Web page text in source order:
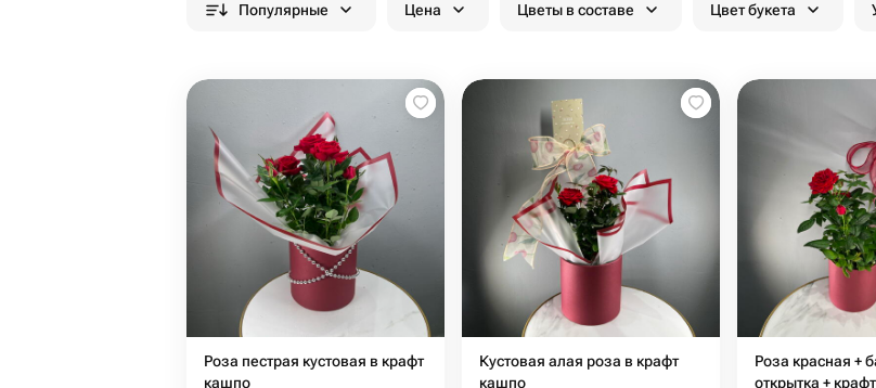
Популярные Цена Цветы в составе Цвет букета
Роза пестрая кустовая в крафт
кашпо
Кустовая алая роза в крафт
кашпо
Роза красная +
открытка +